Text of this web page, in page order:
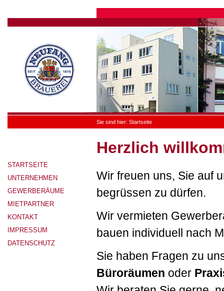
Sie sind hier: Startseite
STARTSEITE
UNTERNEHMEN
GEWERBERÄUME
MIETPARTNER
KONTAKT
IMPRESSUM
DATENSCHUTZ
Herzlich
Wir freuen uns, Sie auf
begrüssen zu dürfen.
Wir vermieten
bauen individuell nach
Sie haben Fragen zu
Büroräumen oder